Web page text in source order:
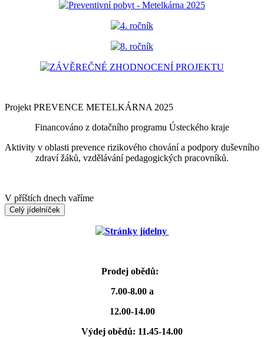
Preventivní pobyt - Metelkárna 2025
4. ročník
8. ročník
ZÁVĚREČNÉ ZHODNOCENÍ PROJEKTU
Projekt PREVENCE METELKÁRNA 2025
Financováno z dotačního programu Ústeckého kraje
Aktivity v oblasti prevence rizikového chování a podpory duševního
zdraví žáků, vzdělávání pedagogických pracovníků.
V příštích dnech vaříme
Celý jídelníček
Stránky jídelny
Prodej obědů:
7.00-8.00 a
12.00-14.00
Výdej obědů: 11.45-14.00